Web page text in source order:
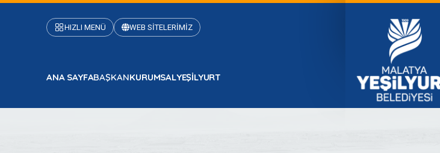
HIZLI MENÜ WEB SİTELERİMİZ
ANA SAYFABAŞKANKURUMSALYEŞİLYURT